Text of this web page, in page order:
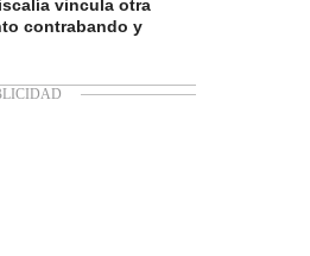
vincula otra
contrabando y